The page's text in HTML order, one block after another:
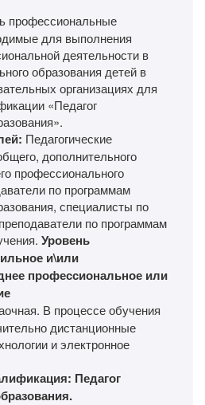
профессиональные
для выполнения
деятельности в
образования детей в
организациях для
«Педагог
Педагогические
дополнительного
профессионального
по программам
специалисты по
по программам
Уровень
и\или
профессиональное или
В процессе обучения
дистанционные
и электронное
Педагог